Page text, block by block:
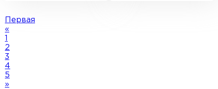
Первая
«
2
3
4
5
»